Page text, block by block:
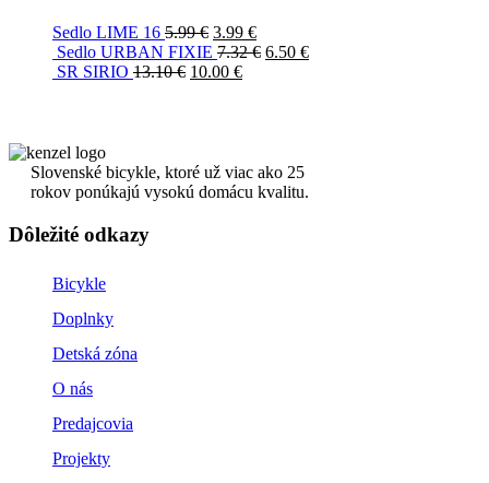
Sedlo LIME 16 5.99€ 3.99 €
Sedlo URBAN FIXIE 7.32€ 6.50 €
SR SIRIO 13.10€ 10.00 €
Slovenské bicykle, ktoré už viac ako 25
rokov ponúkajú vysokú domácu kvalitu.
Dôležité odkazy
Bicykle
Doplnky
Detská zóna
O nás
Predajcovia
Projekty